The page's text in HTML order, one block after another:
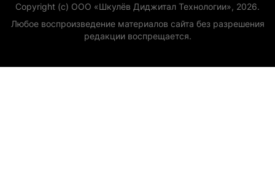
Copyright (с) ООО «Шкулёв Диджитал Технологии», 2026.
Любое воспроизведение материалов сайта без разрешения
редакции воспрещается.